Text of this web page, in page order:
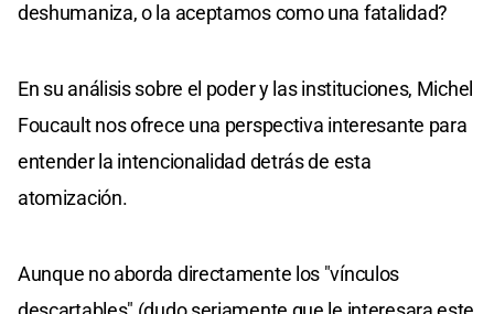
deshumaniza, o la aceptamos como una fatalidad?
En su análisis sobre el poder y las instituciones, Michel
Foucault nos ofrece una perspectiva interesante para
entender la intencionalidad detrás de esta
atomización.
Aunque no aborda directamente los "vínculos